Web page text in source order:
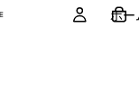
ホー